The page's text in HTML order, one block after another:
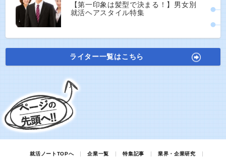
【第一印象は髪型で決まる！】男女別
就活ヘアスタイル特集
ライター一覧はこちら
就活ノートTOPへ 企業一覧 特集記事
業界・企業研究